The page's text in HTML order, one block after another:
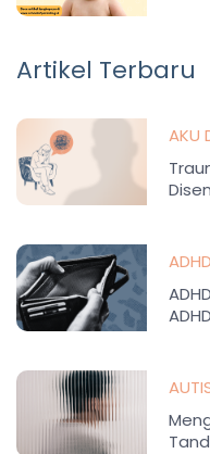
Artikel Terbaru
AKU
ADHD